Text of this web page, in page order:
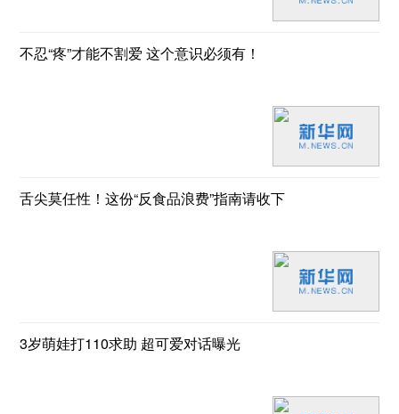
不忍“疼”才能不割爱 这个意识必须有！
舌尖莫任性！这份“反食品浪费”指南请收下
3岁萌娃打110求助 超可爱对话曝光